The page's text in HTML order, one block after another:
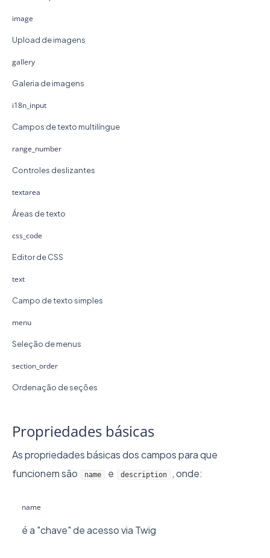
image
Upload de imagens
gallery
Galeria de imagens
i18n_input
Campos de texto multilíngue
range_number
Controles deslizantes
textarea
Áreas de texto
css_code
Editor de CSS
text
Campo de texto simples
menu
Seleção de menus
section_order
Ordenação de seções
Propriedades básicas
As propriedades básicas dos campos para que
funcionem são
name e description , onde:
name
é a "chave" de acesso via Twig